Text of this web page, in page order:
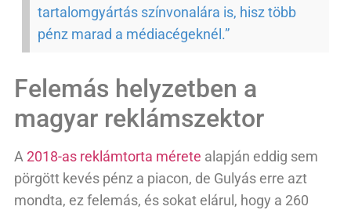
tartalomgyártás színvonalára is, hisz több
pénz marad a médiacégeknél.”
Felemás helyzetben a
magyar reklámszektor
A2018-as reklámtorta mérete alapján eddig sem
pörgött kevés pénz a piacon, de Gulyás erre azt
mondta, ez felemás, és sokat elárul, hogy a 260